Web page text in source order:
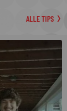
ALLE TIPS